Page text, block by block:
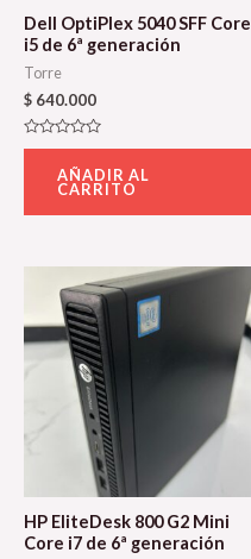
Dell OptiPlex 5040 SFF Core
i5 de 6ª generación
Torre
$ 640.000
Valorado
AÑADIR AL
CARRITO
HP EliteDesk 800 G2 Mini
Core i7 de 6ª generación